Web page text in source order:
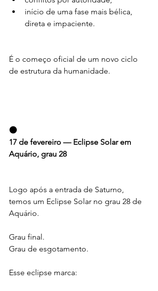
início de uma fase mais bélica,
direta e impaciente.
É o começo oficial de um novo ciclo
de estrutura da humanidade.
🌑
17 de fevereiro — Eclipse Solar em
Aquário, grau 28
Logo após a entrada de Saturno,
temos um Eclipse Solar no grau 28 de
Aquário.
Grau final.
Grau de esgotamento.
Esse eclipse marca: